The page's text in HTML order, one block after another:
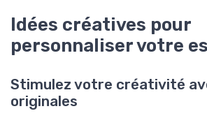
Idées créatives pour
personnaliser votre
Stimulez votre créativité
originales